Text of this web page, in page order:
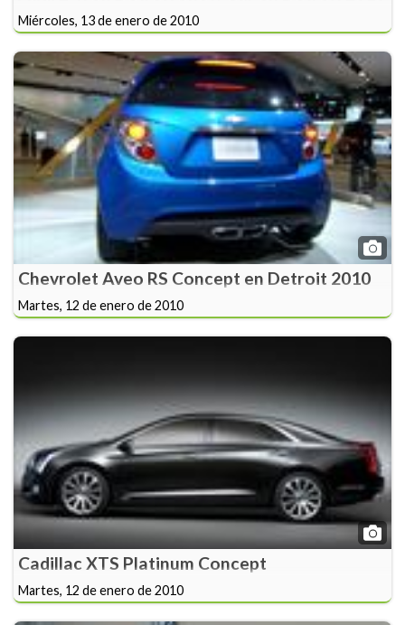
Miércoles, 13 de enero de 2010
Chevrolet Aveo RS Concept en Detroit 2010
Martes, 12 de enero de 2010
Cadillac XTS Platinum Concept
Martes, 12 de enero de 2010